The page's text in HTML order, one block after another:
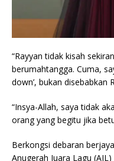
“Rayyan tidak kisah
berumahtangga. Cuma,
down’, bukan disebabkan
“Insya-Allah, saya tidak
orang yang begitu jika
Berkongsi debaran
Anugerah Juara Lagu